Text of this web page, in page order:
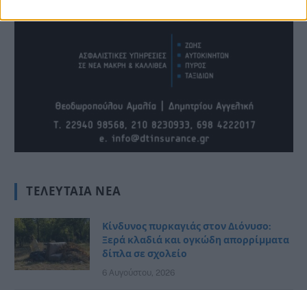
ΤΕΛΕΥΤΑΊΑ ΝΈΑ
Κίνδυνος πυρκαγιάς στον Διόνυσο:
Ξερά κλαδιά και ογκώδη απορρίμματα
δίπλα σε σχολείο
6 Αυγούστου, 2026